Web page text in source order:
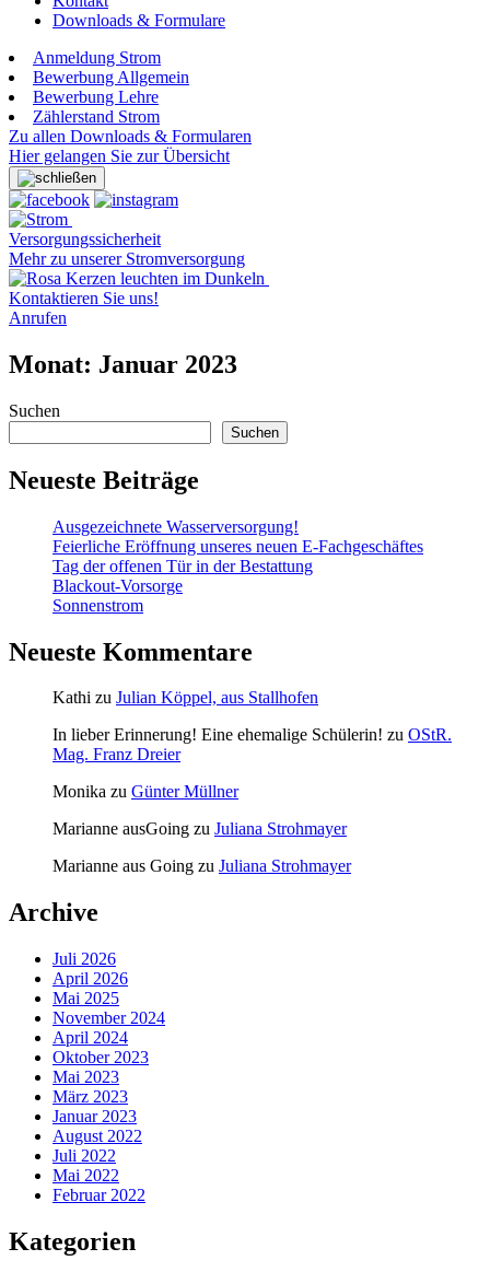
Downloads & Formulare
Anmeldung Strom
Bewerbung Allgemein
Bewerbung Lehre
Zählerstand Strom
Zu allen Downloads & Formularen
Hier gelangen Sie zur Übersicht
Versorgungssicherheit
Mehr zu unserer Stromversorgung
Kontaktieren Sie uns!
Anrufen
Monat: Januar 2023
Suchen
Suchen
Neueste Beiträge
Ausgezeichnete Wasserversorgung!
Feierliche Eröffnung unseres neuen E-Fachgeschäftes
Tag der offenen Tür in der Bestattung
Blackout-Vorsorge
Sonnenstrom
Neueste Kommentare
Kathi zu Julian Köppel, aus Stallhofen
In lieber Erinnerung! Eine ehemalige Schülerin! zu OStR.
Mag. Franz Dreier
Monika zu Günter Müllner
Marianne ausGoing zu Juliana Strohmayer
Marianne aus Going zu Juliana Strohmayer
Archive
Juli 2026
April 2026
Mai 2025
November 2024
April 2024
Oktober 2023
Mai 2023
März 2023
Januar 2023
August 2022
Juli 2022
Mai 2022
Februar 2022
Kategorien